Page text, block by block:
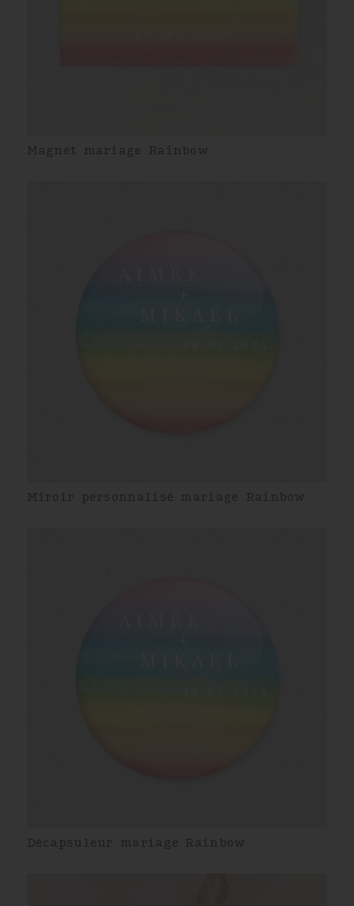
Magnet mariage Rainbow
Miroir personnalisé mariage Rainbow
Décapsuleur mariage Rainbow